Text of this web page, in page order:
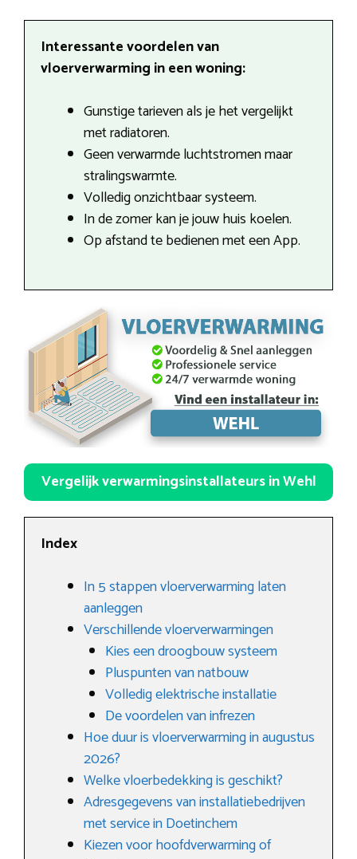
Interessante voordelen van
vloerverwarming in een woning:
Gunstige tarieven als je het vergelijkt
met radiatoren.
Geen verwarmde luchtstromen maar
stralingswarmte.
Volledig onzichtbaar systeem.
In de zomer kan je jouw huis koelen.
Op afstand te bedienen met een App.
Vergelijk verwarmingsinstallateurs in Wehl
Index
In 5 stappen vloerverwarming laten
aanleggen
Verschillende vloerverwarmingen
Kies een droogbouw systeem
Pluspunten van natbouw
Volledig elektrische installatie
De voordelen van infrezen
Hoe duur is vloerverwarming in augustus
2026?
Welke vloerbedekking is geschikt?
Adresgegevens van installatiebedrijven
met service in Doetinchem
Kiezen voor hoofdverwarming of